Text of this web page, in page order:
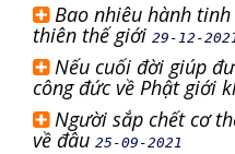
Bao nhiêu hành
thiên thế giới 29-12-
Nếu cuối đời giúp
công đức về Phật giới
Người sắp chết cơ
về đâu 25-09-2021